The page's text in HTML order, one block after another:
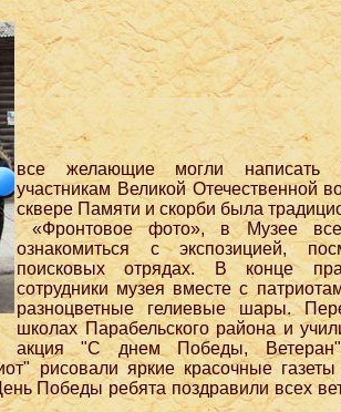
все желающие могли написать
участникам Великой Отечественной
сквере Памяти и скорби была
«Фронтовое фото», в Музее
ознакомиться с экспозицией,
поисковых отрядах. В конце
сотрудники музея вместе с
разноцветные гелиевые шары.
школах Парабельского района и
акция "С днем Победы,
рисовали яркие красочные
Победы ребята поздравили всех